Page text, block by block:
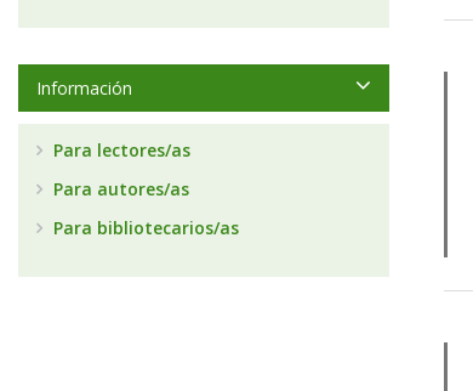
Información
Para lectores/as
Para autores/as
Para bibliotecarios/as